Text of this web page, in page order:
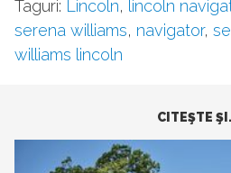
Taguri: Lincoln, lincoln
serena williams, navigator,
williams lincoln
CITEŞTE